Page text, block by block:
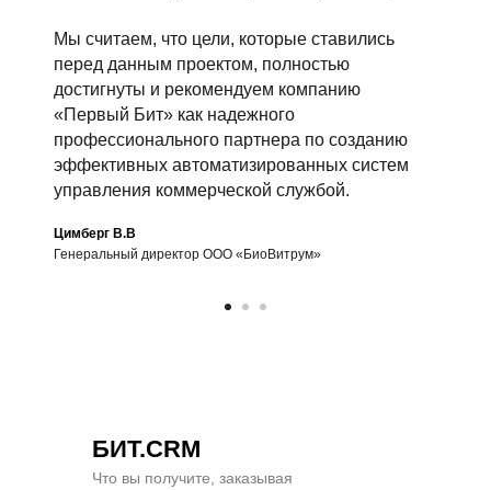
Мы считаем, что цели, которые ставились
перед данным проектом, полностью
достигнуты и рекомендуем компанию
«Первый Бит» как надежного
профессионального партнера по созданию
эффективных автоматизированных систем
управления коммерческой службой.
Цимберг В.В
Генеральный директор ООО «БиоВитрум»
БИТ.CRM
Что вы получите, заказывая